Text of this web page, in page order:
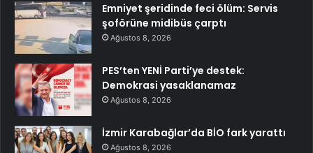
Emniyet şeridinde feci ölüm: Servis
şoförüne midibüs çarptı
Ağustos 8, 2026
PES’ten YENİ Parti’ye destek:
Demokrasi yasaklanamaz
Ağustos 8, 2026
İzmir Karabağlar’da BİO fark yarattı
Ağustos 8, 2026